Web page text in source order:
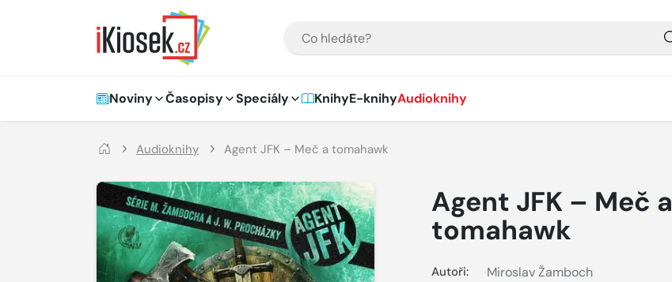
Hlavní navigace
Noviny Časopisy Speciály KnihyE-knihyAudioknihy
Audioknihy Agent JFK – Meč a tomahawk
Agent JFK – Meč a
tomahawk
Autoři: Miroslav Žamboch